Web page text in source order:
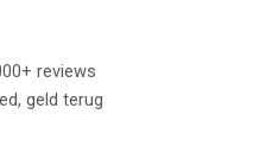
reviews
geld terug